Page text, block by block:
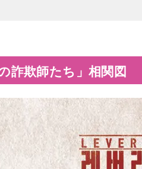
詐欺師たち」相関図